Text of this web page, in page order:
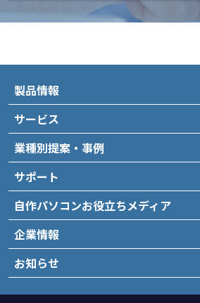
製品情報
サービス
業種別提案・事例
サポート
自作パソコンお役立ちメディア
企業情報
お知らせ